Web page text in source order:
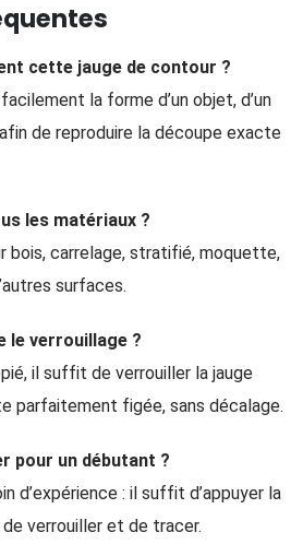
cette jauge de contour ?
la forme d’un objet, d’un
de reproduire la découpe exacte
les matériaux ?
bois, carrelage, stratifié, moquette,
surfaces.
le verrouillage ?
il suffit de verrouiller la jauge
parfaitement figée, sans décalage.
pour un débutant ?
d’expérience : il suffit d’appuyer la
verrouiller et de tracer.